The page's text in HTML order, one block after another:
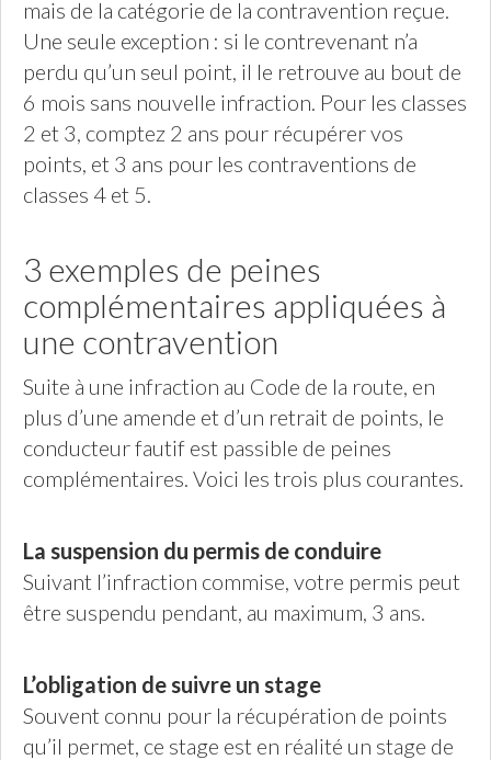
mais de la catégorie de la contravention reçue.
Une seule exception : si le contrevenant n’a
perdu qu’un seul point, il le retrouve au bout de
6 mois sans nouvelle infraction. Pour les classes
2 et 3, comptez 2 ans pour récupérer vos
points, et 3 ans pour les contraventions de
classes 4 et 5.
3 exemples de peines
complémentaires appliquées à
une contravention
Suite à une infraction au Code de la route, en
plus d’une amende et d’un retrait de points, le
conducteur fautif est passible de peines
complémentaires. Voici les trois plus courantes.
La suspension du permis de conduire
Suivant l’infraction commise, votre permis peut
être suspendu pendant, au maximum, 3 ans.
L’obligation de suivre un stage
Souvent connu pour la récupération de points
qu’il permet, ce stage est en réalité un stage de